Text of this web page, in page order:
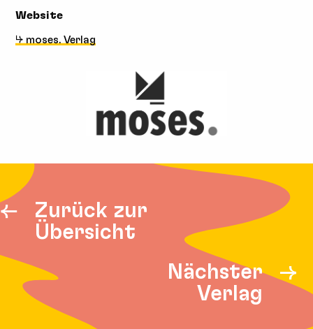
Website
↳ moses. Verlag
Zurück zur
Übersicht
Nächster
Verlag